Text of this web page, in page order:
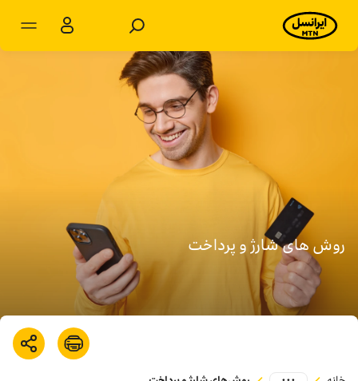
پشتیبانی
سرویس‌های ویژه
بازارگاه ایرانسل
مشترکان سازمانی
روش های شارژ و پرداخت